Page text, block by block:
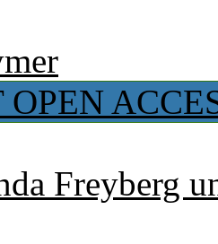
Freyberg